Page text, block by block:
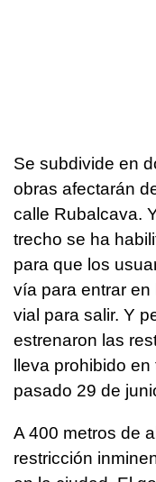
Se subdivide en
obras afectarán
calle Rubalcava.
trecho se ha
para que los
vía para entrar
vial para salir. Y
estrenaron las
lleva prohibido
pasado 29 de
A 400 metros de
restricción